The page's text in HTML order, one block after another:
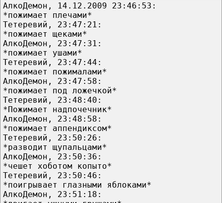
АлкоДемон, 14.12.2009 23:46:53:
*пожимает плечами*
Тетеревий, 23:47:21:
*пожимает щеками*
АлкоДемон, 23:47:31:
*пожимает ушами*
Тетеревий, 23:47:44:
*пожимает пожималами*
АлкоДемон, 23:47:58:
*пожимает под ложечкой*
Тетеревий, 23:48:40:
*Пожимает надпочечник*
АлкоДемон, 23:48:58:
*пожимает аппендиксом*
Тетеревий, 23:50:26:
*разводит щупальцами*
АлкоДемон, 23:50:36:
*чешет хоботом копыто*
Тетеревий, 23:50:46:
*поигрывает глазными яблоками*
АлкоДемон, 23:51:18: